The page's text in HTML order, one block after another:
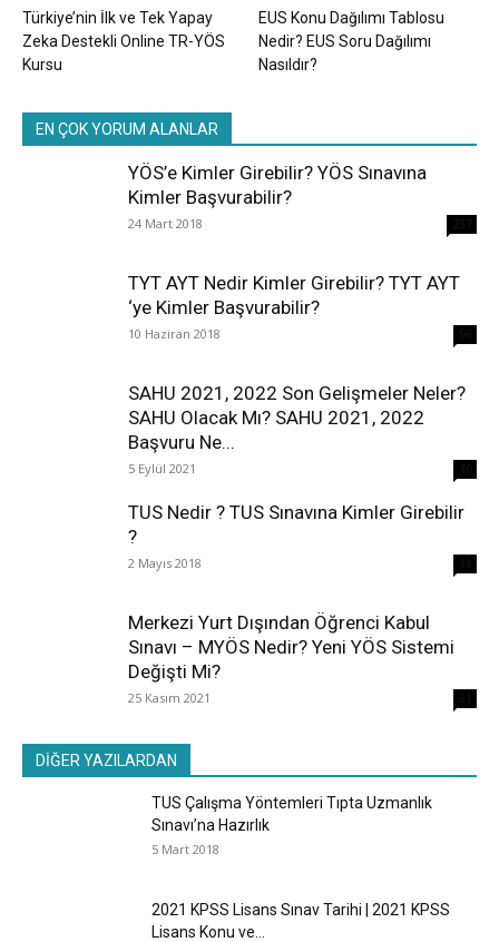
Türkiye’nin İlk ve Tek Yapay
Zeka Destekli Online TR-YÖS
Kursu
EUS Konu Dağılımı Tablosu
Nedir? EUS Soru Dağılımı
Nasıldır?
EN ÇOK YORUM ALANLAR
YÖS’e Kimler Girebilir? YÖS Sınavına
Kimler Başvurabilir?
24 Mart 2018
TYT AYT Nedir Kimler Girebilir? TYT AYT
‘ye Kimler Başvurabilir?
10 Haziran 2018
SAHU 2021, 2022 Son Gelişmeler Neler?
SAHU Olacak Mı? SAHU 2021, 2022
Başvuru Ne...
5 Eylül 2021
TUS Nedir ? TUS Sınavına Kimler Girebilir
?
2 Mayıs 2018
Merkezi Yurt Dışından Öğrenci Kabul
Sınavı – MYÖS Nedir? Yeni YÖS Sistemi
Değişti Mi?
25 Kasım 2021
DİĞER YAZILARDAN
TUS Çalışma Yöntemleri Tıpta Uzmanlık
Sınavı’na Hazırlık
5 Mart 2018
2021 KPSS Lisans Sınav Tarihi | 2021 KPSS
Lisans Konu ve...